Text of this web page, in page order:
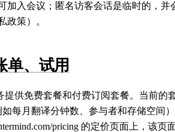
加入会议；匿名访客会话是临时的，并
政策）。
单、试用
提供免费套餐和付费订阅套餐。当前的
每月翻译分钟数、参与者和存储空间
pricing 的定价页面上，该页